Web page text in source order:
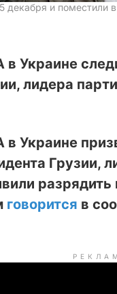
и поместили
Украине
лидера
Украине
Грузии,
говорится в